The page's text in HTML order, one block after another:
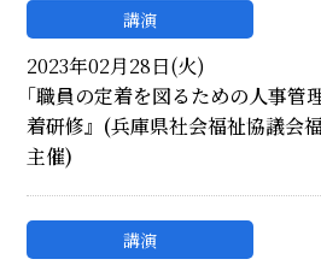
講演
2023年02月28日(火)
｢職員の定着を図るための人事管
着研修』(兵庫県社会福祉協議会
主催)
講演